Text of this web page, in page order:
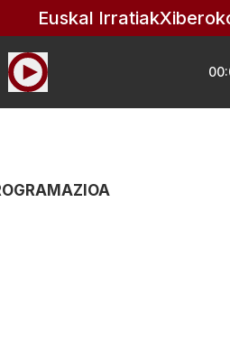
Euskal Irratiak